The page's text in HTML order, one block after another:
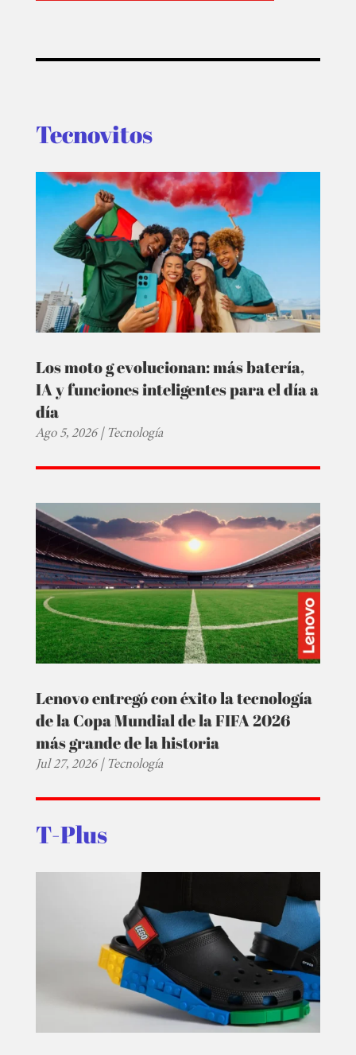
Tecnovitos
Los moto g evolucionan: más batería,
IA y funciones inteligentes para el día a
día
Ago 5, 2026|Tecnología
Lenovo entregó con éxito la tecnología
de la Copa Mundial de la FIFA 2026
más grande de la historia
Jul 27, 2026|Tecnología
T-Plus